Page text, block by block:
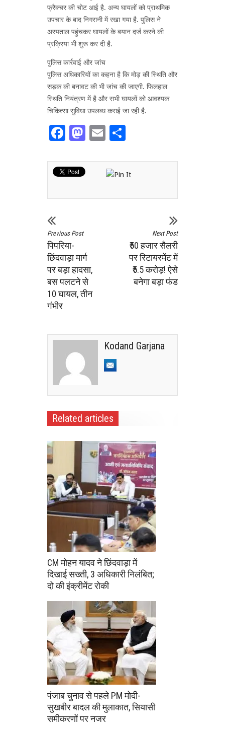
फ्रैक्चर की चोट आई है. अन्य घायलों को प्राथमिक
उपचार के बाद निगरानी में रखा गया है. पुलिस ने
अस्पताल पहुंचकर घायलों के बयान दर्ज करने की
प्रक्रिया भी शुरू कर दी है.
पुलिस कार्रवाई और जांच
पुलिस अधिकारियों का कहना है कि मोड़ की स्थिति और
सड़क की बनावट की भी जांच की जाएगी. फिलहाल
स्थिति नियंत्रण में है और सभी घायलों को आवश्यक
चिकित्सा सुविधा उपलब्ध कराई जा रही है.
Facebook
Mastodon
Email
Previous Post
पिपरिया-
छिंदवाड़ा मार्ग
पर बड़ा हादसा,
बस पलटने से
10 घायल, तीन
गंभीर
Next Post
₹50 हजार सैलरी
पर रिटायरमेंट में
₹5.5 करोड़! ऐसे
बनेगा बड़ा फंड
Kodand Garjana
Related articles
CM मोहन यादव ने छिंदवाड़ा में
दिखाई सख्ती, 3 अधिकारी निलंबित;
दो की इंक्रीमेंट रोकी
पंजाब चुनाव से पहले PM मोदी-
सुखबीर बादल की मुलाकात, सियासी
समीकरणों पर नजर